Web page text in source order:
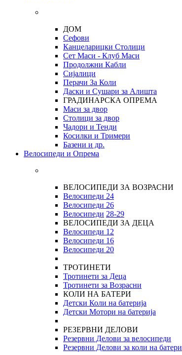
ДОМ
Сефови
Канцеларицки Столици
Сет Маси - Клуб Маси
Продолжни Кабли
Сијалици
Перачи За Коли
Даски и Сушари за Алишта
ГРАДИНАРСКА ОПРЕМА
Маси за двор
Столици за двор
Чадори и Тенди
Косилки и Тримери
Базени и др.
Велосипеди и Опрема
ВЕЛОСИПЕДИ ЗА ВОЗРАСНИ
Велосипеди 24
Велосипеди 26
Велосипеди 28-29
ВЕЛОСИПЕДИ ЗА ДЕЦА
Велосипеди 12
Велосипеди 16
Велосипеди 20
ТРОТИНЕТИ
Тротинети за Деца
Тротинети за Возрасни
КОЛИ НА БАТЕРИ
Детски Коли на батерија
Детски Мотори на батерија
РЕЗЕРВНИ ДЕЛОВИ
Резервни Делови за велосипеди
Резервни Делови за коли на батери